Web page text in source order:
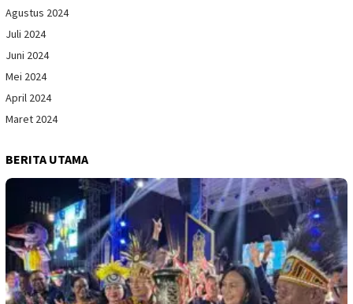
Agustus 2024
Juli 2024
Juni 2024
Mei 2024
April 2024
Maret 2024
BERITA UTAMA